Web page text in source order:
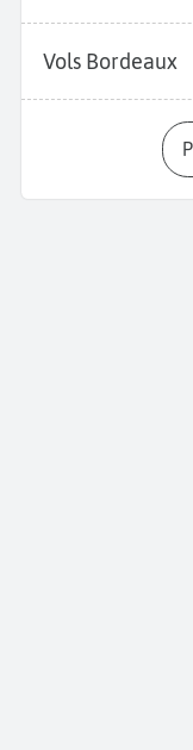
Vols Bordeaux